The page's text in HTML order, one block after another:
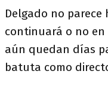
Delgado no parece
continuará o no en
aún quedan días
batuta como